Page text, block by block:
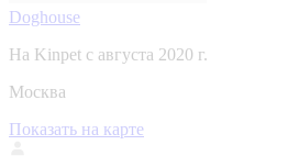
Doghouse
На Kinpet c августа 2020 г.
Москва
Показать на карте